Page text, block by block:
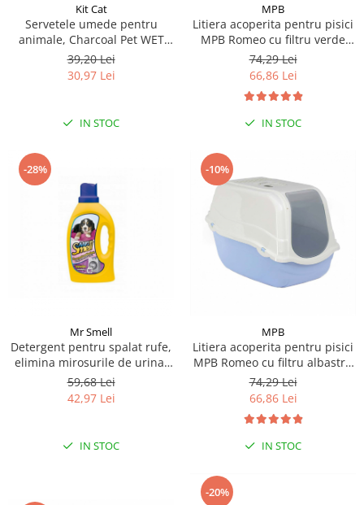
Kit Cat
Servetele umede pentru
animale, Charcoal Pet WET
Wipes, BABY POWDER- pachet
80 buc
39,20 Lei
30,97 Lei
IN STOC
MPB
Litiera acoperita pentru pisici
MPB Romeo cu filtru verde
57x39x41(h)cm
74,29 Lei
66,86 Lei
IN STOC
-28%
Mr Smell
Detergent pentru spalat rufe,
elimina mirosurile de urina,
Mr Smell, lavanda, 1L
59,68 Lei
42,97 Lei
IN STOC
-10%
MPB
Litiera acoperita pentru pisici
MPB Romeo cu filtru albastru
deschis 57x39x41(h)cm
74,29 Lei
66,86 Lei
IN STOC
-20%